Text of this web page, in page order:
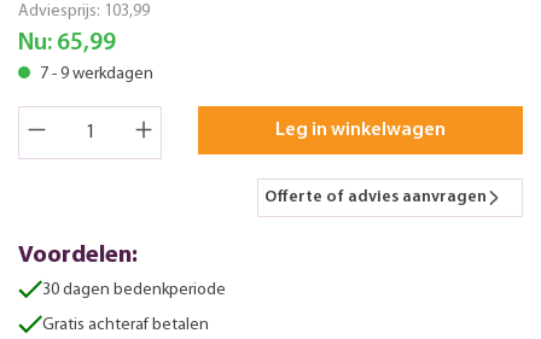
Adviesprijs: 103,99
Nu: 65,99
7 - 9 werkdagen
Leg in winkelwagen
Offerte of advies aanvragen
Voordelen:
30 dagen bedenkperiode
Gratis achteraf betalen